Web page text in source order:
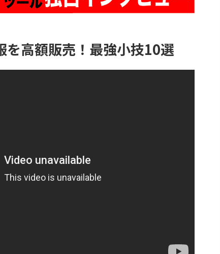
を高額販売！最強小技10選